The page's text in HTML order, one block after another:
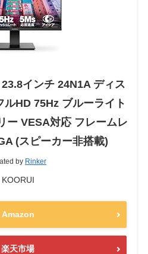
インチ 24N1A ディス
ルHD 75Hz ブルーライト
ー VESA対応 フレームレ
(スピーカー非搭載)
by Rinker
KOORUI
Amazon
楽天市場